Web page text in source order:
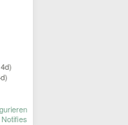
Notifies